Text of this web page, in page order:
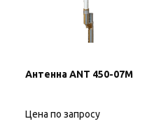
Антенна ANT 450-07M
Цена по запросу